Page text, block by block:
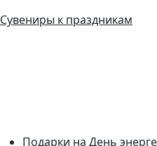
Сувениры к праздникам
Подарки на День